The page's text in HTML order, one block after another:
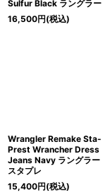
Sulfur Black ラングラー
16,500円(税込)
Wrangler Remake Sta-
Prest Wrancher Dress
Jeans Navy ラングラー
スタプレ
15,400円(税込)